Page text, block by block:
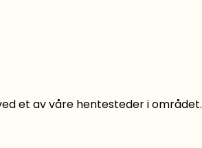
et av våre hentesteder i området.